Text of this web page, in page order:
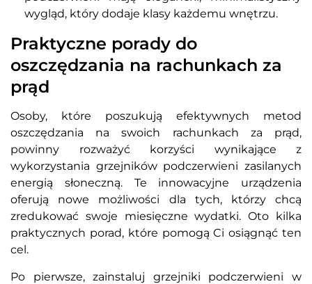
wygląd, który dodaje klasy każdemu wnętrzu.
Praktyczne porady do
oszczędzania na rachunkach za
prąd
Osoby, które poszukują efektywnych metod
oszczędzania na swoich rachunkach za prąd,
powinny rozważyć korzyści wynikające z
wykorzystania grzejników podczerwieni zasilanych
energią słoneczną. Te innowacyjne urządzenia
oferują nowe możliwości dla tych, którzy chcą
zredukować swoje miesięczne wydatki. Oto kilka
praktycznych porad, które pomogą Ci osiągnąć ten
cel.
Po pierwsze, zainstaluj grzejniki podczerwieni w